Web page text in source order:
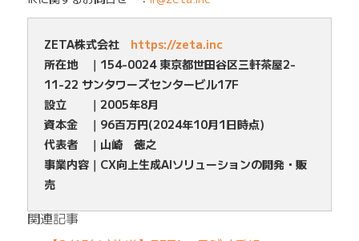
ZETA株式会社 https://zeta.inc
所在地 ｜154-0024 東京都世田谷区三軒茶屋2-
11-22 サンタワーズセンタービル17F
設立 ｜2005年8月
資本金 ｜96百万円(2024年10月1日時点)
代表者 ｜山崎 徳之
事業内容｜CX向上生成AIソリューションの開発・販
売
関連記事